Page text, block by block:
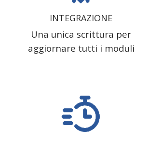
INTEGRAZIONE
Una unica scrittura per
aggiornare tutti i moduli